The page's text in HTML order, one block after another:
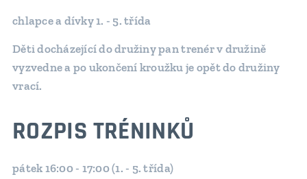
chlapce a dívky 1. - 5. třída
Děti docházející do družiny pan trenér v družině
vyzvedne a po ukončení kroužku je opět do družiny
vrací.
ROZPIS TRÉNINKŮ
pátek 16:00 - 17:00 (1. - 5. třída)